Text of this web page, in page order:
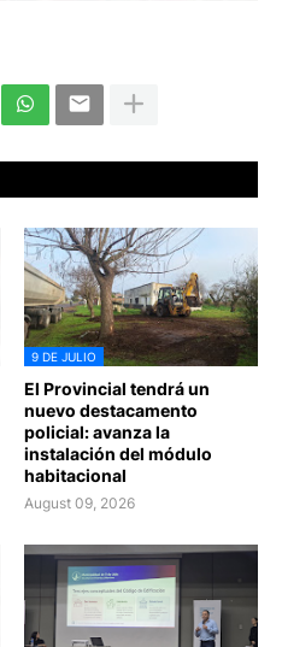
9 DE JULIO
El Provincial tendrá un
nuevo destacamento
policial: avanza la
instalación del módulo
habitacional
August 09, 2026